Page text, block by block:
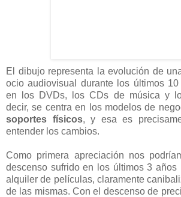
El dibujo representa la evolución de
ocio audiovisual durante los últimos
en los DVDs, los CDs de música y
decir, se centra en los modelos de
soportes físicos, y esa es
entender los cambios.
Como primera apreciación nos
descenso sufrido en los últimos 3 años
alquiler de películas, claramente
de las mismas. Con el descenso de